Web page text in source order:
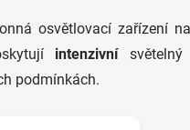
osvětlovací zařízení
intenzivnísvětelný
podmínkách.